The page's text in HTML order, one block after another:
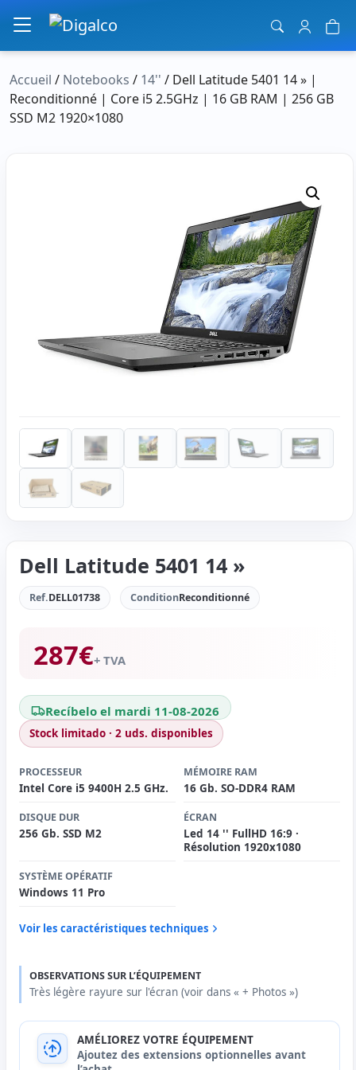
Navigation principale
Accueil / Notebooks / 14'' / Dell Latitude 5401 14 » |
Reconditionné | Core i5 2.5GHz | 16 GB RAM | 256 GB
SSD M2 1920×1080
Dell Latitude 5401 14 »
Ref.DELL01738 ConditionReconditionné
287€+ TVA
Recíbelo el mardi 11-08-2026
Stock limitado · 2 uds. disponibles
PROCESSEUR
Intel Core i5 9400H 2.5 GHz.
MÉMOIRE RAM
16 Gb. SO-DDR4 RAM
DISQUE DUR
256 Gb. SSD M2
ÉCRAN
Led 14 '' FullHD 16:9 ·
Résolution 1920x1080
SYSTÈME OPÉRATIF
Windows 11 Pro
Voir les caractéristiques techniques
OBSERVATIONS SUR L’ÉQUIPEMENT
Très légère rayure sur l'écran (voir dans « + Photos »)
AMÉLIOREZ VOTRE ÉQUIPEMENT
Ajoutez des extensions optionnelles avant